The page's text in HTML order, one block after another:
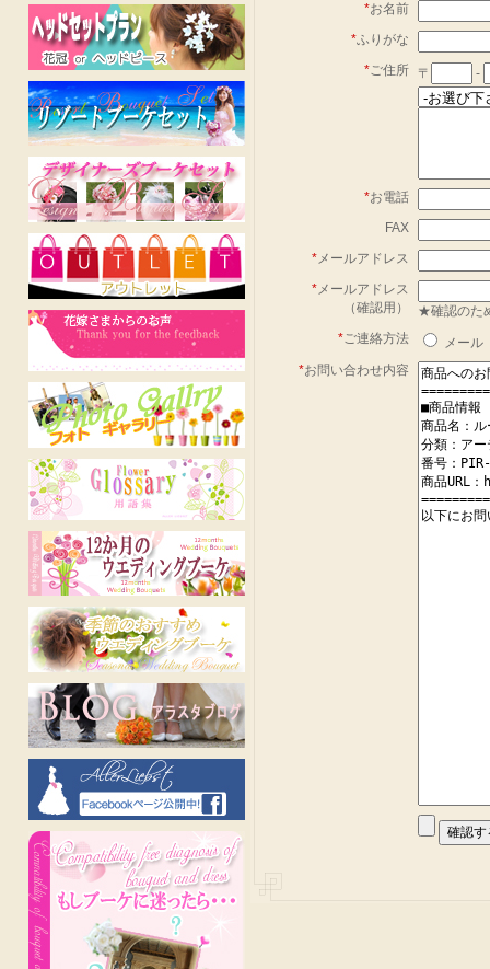
*お名前
*ふりがな
*ご住所 〒 -
*お電話
FAX
*メールアドレス
*メールアドレス
（確認用）
★確認のた
*ご連絡方法
メール
*お問い合わせ内容